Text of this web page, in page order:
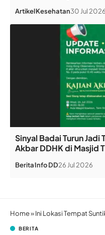
ArtikelKesehatan30 Jul 2026
Sinyal Badai Turun Jadi
Akbar DDHK di Masjid
BeritaInfo DD26 Jul 2026
Home»Ini Lokasi Tempat
BERITA